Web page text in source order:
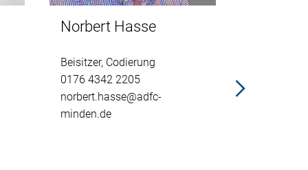
Norbert Hasse
Beisitzer, Codierung
0176 4342 2205
norbert.hasse@adfc-
minden.de